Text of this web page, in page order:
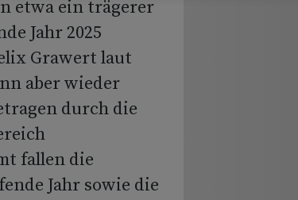
etwa ein trägerer
Jahr 2025
Grawert laut
aber wieder
durch die
fallen die
Jahr sowie die